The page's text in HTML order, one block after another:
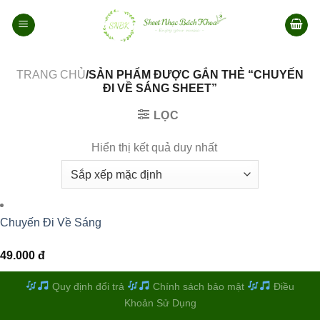
qua
TRANG CHỦ/SẢN PHẨM ĐƯỢC GẮN THẺ “CHUYẾN
ĐI VỀ SÁNG SHEET”
LỌC
Hiển thị kết quả duy nhất
Chuyến Đi Về Sáng
49.000 đ
Quy định đổi trả Chính sách bảo mật
Điều
Khoản Sử Dụng